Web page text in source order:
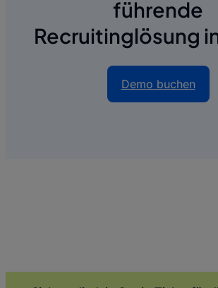
führende
Recruitinglösung
Demo buchen